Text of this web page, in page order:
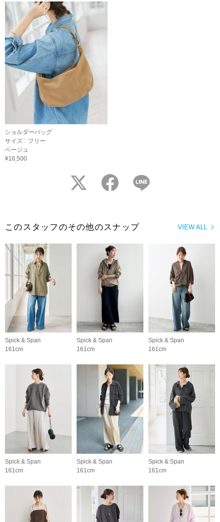
ショルダーバッグ
サイズ : フリー
ベージュ
¥16,500
twitter facebook
VIEW ALL
このスタッフのその他のスナップ
Spick & Span
161cm
Spick & Span
161cm
Spick & Span
161cm
Spick & Span
161cm
Spick & Span
161cm
Spick & Span
161cm